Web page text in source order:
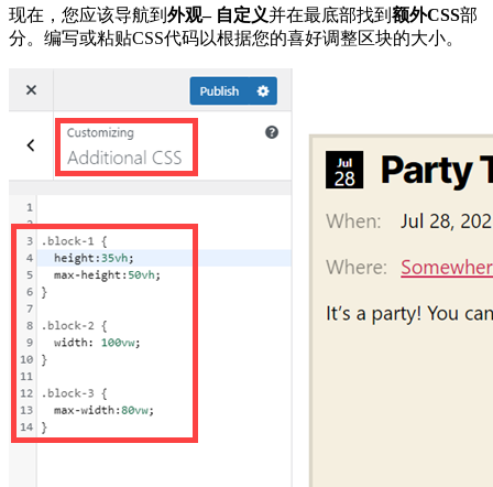
现在，您应该导航到 外观– 自定义并在最底部找到 额外CSS部
分。编写或粘贴CSS代码以根据您的喜好调整区块的大小。